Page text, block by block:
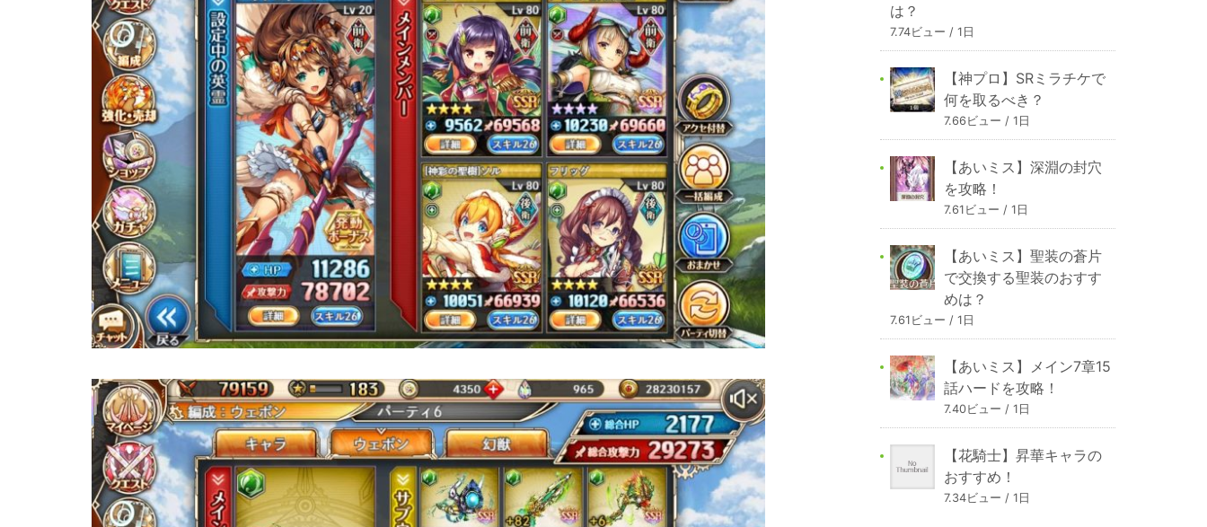
は？
7.74ビュー / 1日
【神プロ】SRミラチケで
何を取るべき？
7.66ビュー / 1日
【あいミス】深淵の封穴
を攻略！
7.61ビュー / 1日
【あいミス】聖装の蒼片
で交換する聖装のおすす
めは？
7.61ビュー / 1日
【あいミス】メイン7章15
話ハードを攻略！
7.40ビュー / 1日
【花騎士】昇華キャラの
おすすめ！
7.34ビュー / 1日